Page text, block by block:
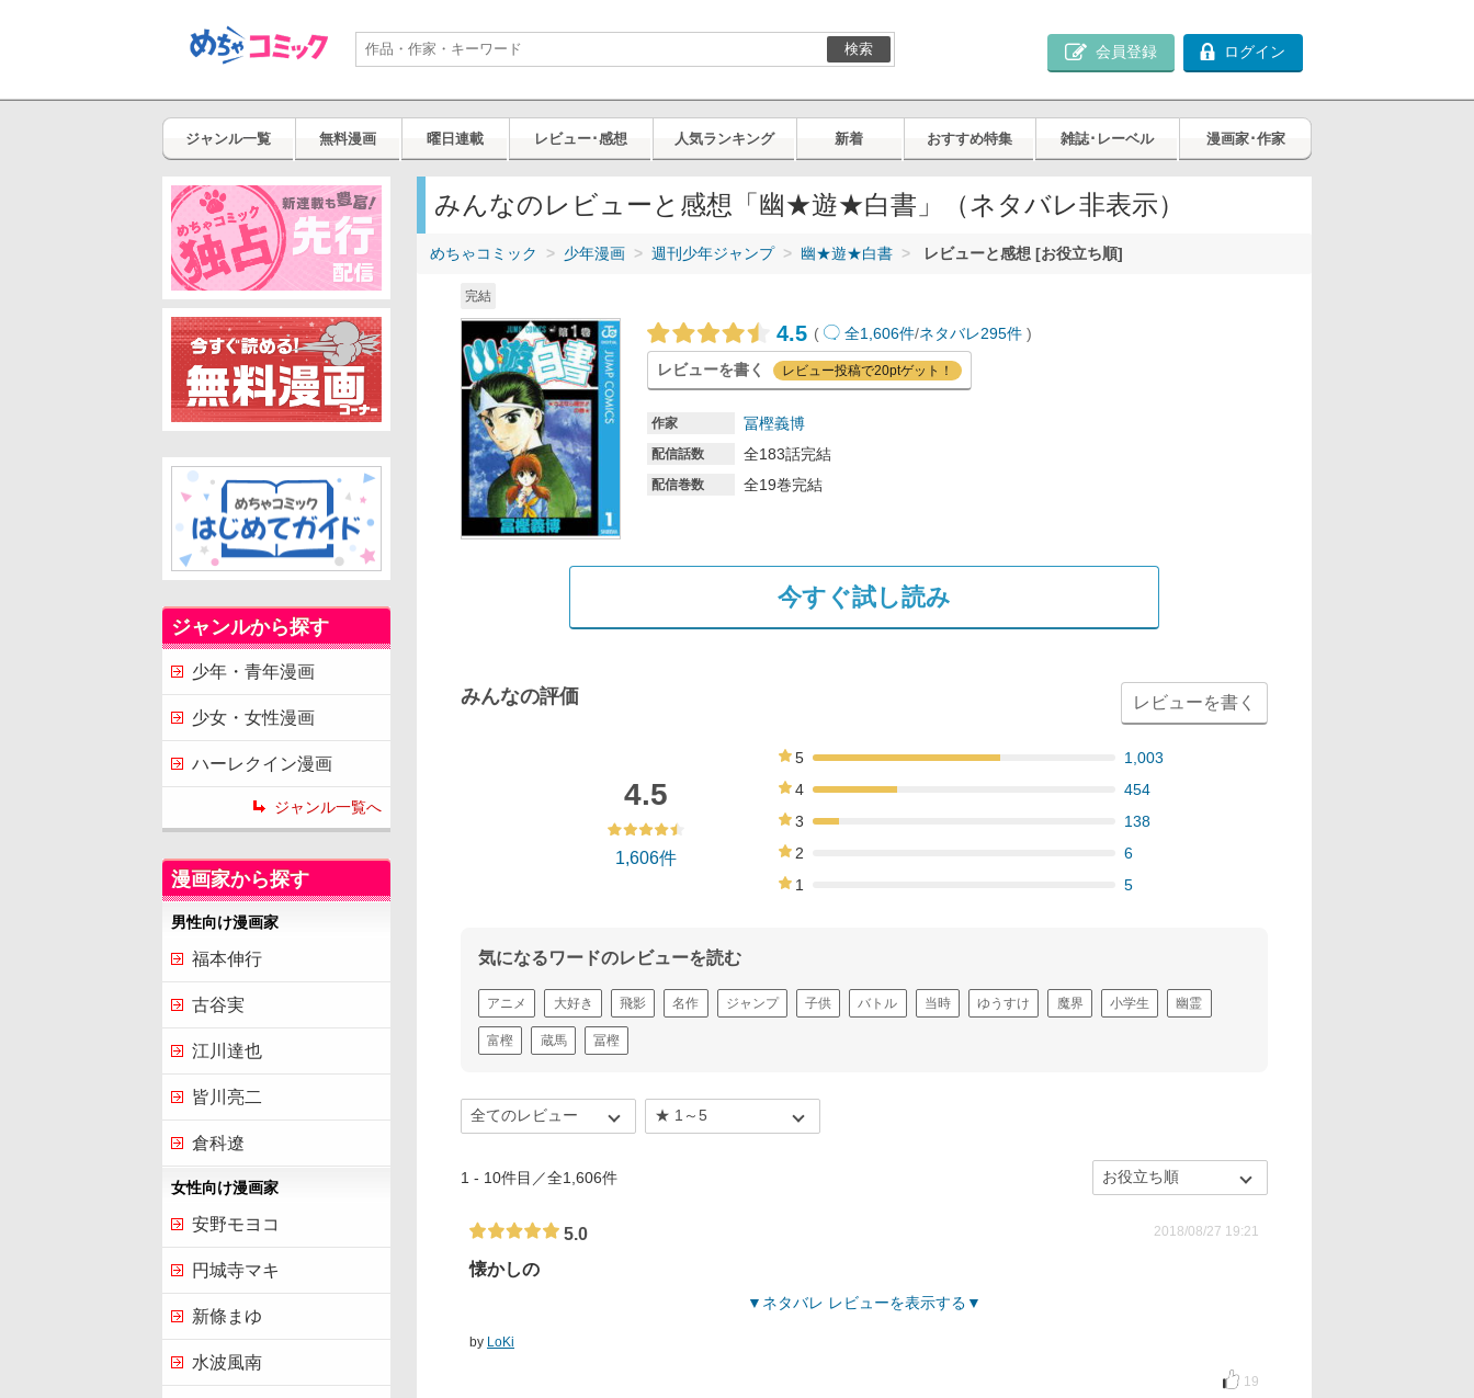
検索 会員登録 ログイン
ジャンル一覧 無料漫画 曜日連載 レビュー･感想 人気ランキング 新着 おすすめ特集 雑誌･レーベル 漫画家･作家
みんなのレビューと感想「幽★遊★白書」（ネタバレ非表示）
めちゃコミック 少年漫画 週刊少年ジャンプ 幽★遊★白書 レビューと感想 [お役立ち順]
完結
4.5 ( 全1,606件/ネタバレ295件 )
レビューを書く レビュー投稿で20ptゲット！
作家 冨樫義博
配信話数 全183話完結
配信巻数 全19巻完結
今すぐ試し読み
みんなの評価 レビューを書く
4.5
1,606件
5
1,003
4
454
3
138
2
6
1
5
気になるワードのレビューを読む
アニメ 大好き 飛影 名作 ジャンプ 子供 バトル 当時 ゆうすけ 魔界 小学生 幽霊
富樫 蔵馬 冨樫
1 - 10件目／全1,606件
5.0 2018/08/27 19:21
懐かしの
ネタバレ レビューを表示する
by LoKi
19
ジャンルから探す
少年・青年漫画
少女・女性漫画
ハーレクイン漫画
ジャンル一覧へ
漫画家から探す
男性向け漫画家
福本伸行
古谷実
江川達也
皆川亮二
倉科遼
女性向け漫画家
安野モヨコ
円城寺マキ
新條まゆ
水波風南